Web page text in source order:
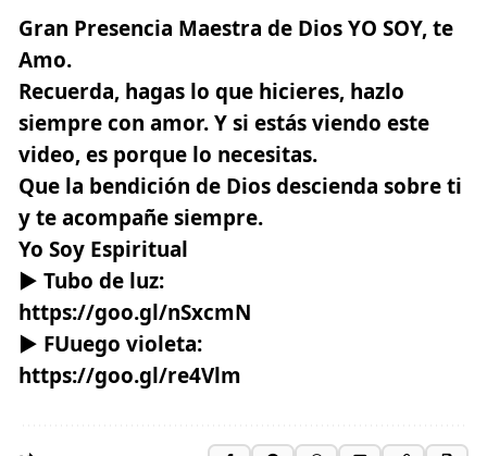
Gran Presencia Maestra de Dios YO SOY, te
Amo.
Recuerda, hagas lo que hicieres, hazlo
siempre con amor. Y si estás viendo este
video, es porque lo necesitas.
Que la bendición de Dios descienda sobre ti
y te acompañe siempre.
Yo Soy Espiritual
► Tubo de luz:
https://goo.gl/nSxcmN
► FUuego violeta:
https://goo.gl/re4Vlm